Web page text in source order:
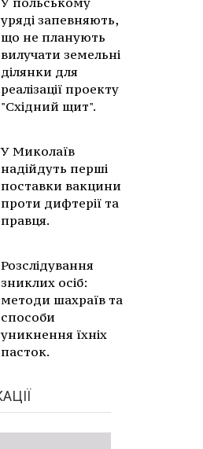
уряді запевняють,
що не планують
вилучати земельні
ділянки для
реалізації проекту
"Східний щит".
У Миколаїв
надійдуть перші
поставки вакцини
проти дифтерії та
правця.
Розслідування
зниклих осіб:
методи шахраїв та
способи
уникнення їхніх
пасток.